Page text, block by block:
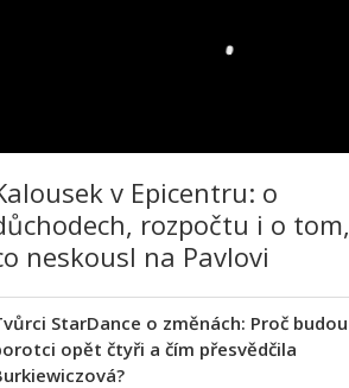
v Epicentru: o
rozpočtu i o tom,
neskousl na Pavlovi
StarDance o změnách: Proč budou
opět čtyři a čím přesvědčila